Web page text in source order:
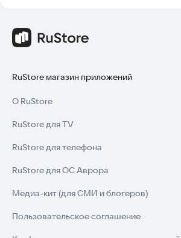
RuStore магазин приложений
О RuStore
RuStore для TV
RuStore для телефона
RuStore для ОС Аврора
Медиа-кит (для СМИ и блогеров)
Пользовательское соглашение